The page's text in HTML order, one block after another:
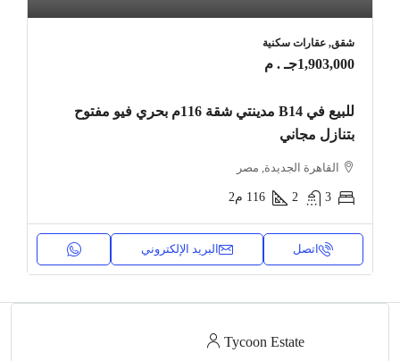
شقق, عقارات سكنية
1,903,000جـ . م
للبيع في B14 مدينتي شقة 116م بحري فيو مفتوح
بتنازل مجاني
القاهرة الجديدة, مصر
3
2
116 م2
اتصل البريد الإلكتروني
Tycoon Estate